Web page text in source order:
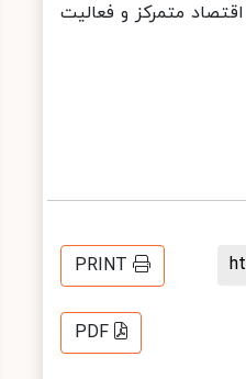
متمرکز و فعالیت
PRINT
PDF